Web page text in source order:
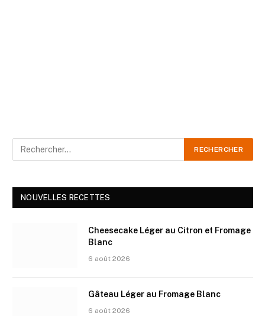
NOUVELLES RECETTES
Cheesecake Léger au Citron et Fromage
Blanc
6 août 2026
Gâteau Léger au Fromage Blanc
6 août 2026